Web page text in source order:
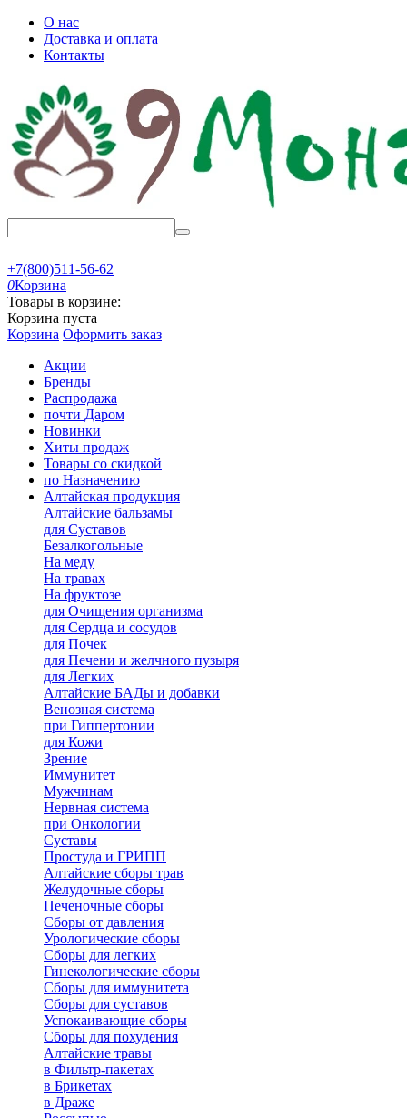
О нас
Доставка и оплата
Контакты
+7(800)511-56-62
0Корзина
Товары в корзине:
Корзина пуста
Корзина Оформить заказ
Акции
Бренды
Распродажа
почти Даром
Новинки
Хиты продаж
Товары со скидкой
по Назначению
Алтайская продукция
Алтайские бальзамы
для Суставов
Безалкогольные
На меду
На травах
На фруктозе
для Очищения организма
для Сердца и сосудов
для Почек
для Печени и желчного пузыря
для Легких
Алтайские БАДы и добавки
Венозная система
при Гиппертонии
для Кожи
Зрение
Иммунитет
Мужчинам
Нервная система
при Онкологии
Суставы
Простуда и ГРИПП
Алтайские сборы трав
Желудочные сборы
Печеночные сборы
Сборы от давления
Урологические сборы
Сборы для легких
Гинекологические сборы
Сборы для иммунитета
Сборы для суставов
Успокаивающие сборы
Сборы для похудения
Алтайские травы
в Фильтр-пакетах
в Брикетах
в Драже